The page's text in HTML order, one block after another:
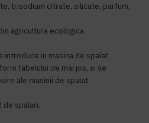
trisodium citrate, silicate, parfum,
agricultura ecologica
introduce in masina de spalat
tabelului de mai jos, si se
ale masinii de spalat.
de spalari.